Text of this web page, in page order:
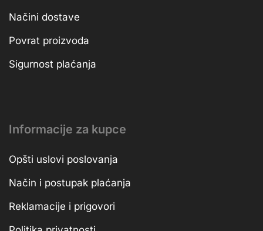
Načini dostave
Povrat proizvoda
Sigurnost plaćanja
Informacije za kupce
Opšti uslovi poslovanja
Način i postupak plaćanja
Reklamacije i prigovori